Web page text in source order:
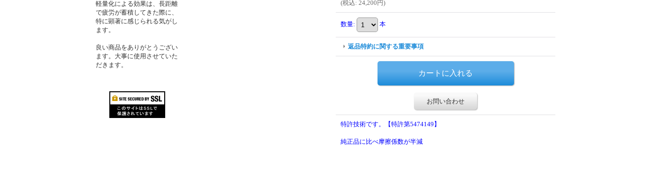
軽量化による効果は、長距離
で疲労が蓄積してきた際に、
特に顕著に感じられる気がし
ます。
良い商品をありがとうござい
ます。大事に使用させていた
だきます。
(税込: 24,200円)
数量: 本
返品特約に関する重要事項
お問い合わせ
特許技術です。【特許第5474149】
純正品に比べ摩擦係数が半減